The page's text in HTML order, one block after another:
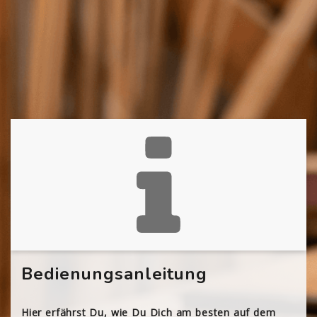
Bedienungsanleitung
Hier erfährst Du, wie Du Dich am besten auf dem